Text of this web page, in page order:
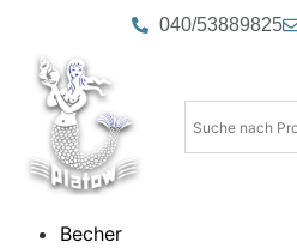
040/53889825
Becher